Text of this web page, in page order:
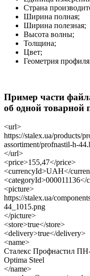
Страна
Ширина полная;
Ширина полезная;
Высота волны;
Толщина;
Цвет;
Геометрия
Пример части
об одной товарной
<url>
https://stalex.ua/products/
assortiment/profnastil-h-
</url>
<price>155,47</price>
<currencyId>UAH</
<categoryId>000011136</
<picture>
https://stalex.ua/
44_1015.png
</picture>
<store>true</store>
<delivery>true</delivery>
<name>
Сталекс Профнастил
Optima Steel
</name>